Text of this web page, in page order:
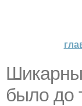
было до